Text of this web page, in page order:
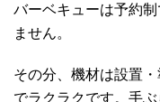
バーベキューは予約
ません。
その分、機材は設置
でラクラクです。手ぶ